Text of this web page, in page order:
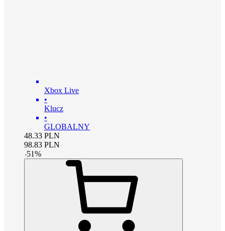
Xbox Live
•
Klucz
•
GLOBALNY
48.33 PLN
98.83 PLN
-51%